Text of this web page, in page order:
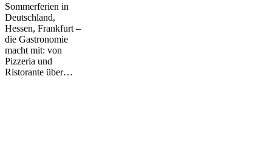
Sommerferien in
Deutschland,
Hessen, Frankfurt –
die Gastronomie
macht mit: von
Pizzeria und
Ristorante über…